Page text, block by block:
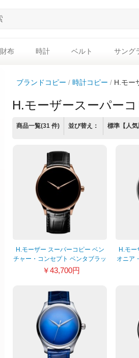
財布 時計 ベルト サング
ブランドコピー 時計コピー H.モー
H.モーザースーパー
商品一覧(31 件) 並び替え： 標準【人気
H.モーザー スーパーコピー ベン
チャー・コンセプト ベンタブラッ
ク 2327-0410
￥43,700円
H.モー
オニア
ッ